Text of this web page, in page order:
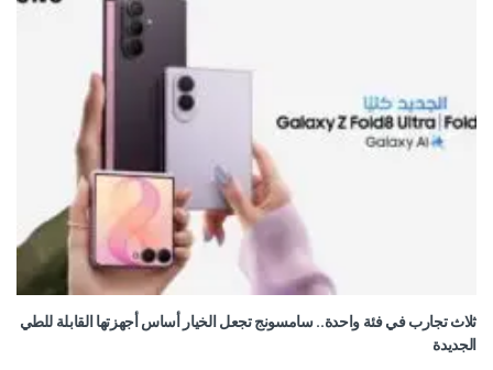
ثلاث تجارب في فئة واحدة.. سامسونج تجعل الخيار أساس أجهزتها القابلة للطي
الجديدة